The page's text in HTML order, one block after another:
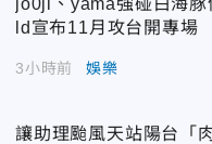
ld宣布11月攻台開專場
3小時前 娛樂
讓助理颱風天站陽台「